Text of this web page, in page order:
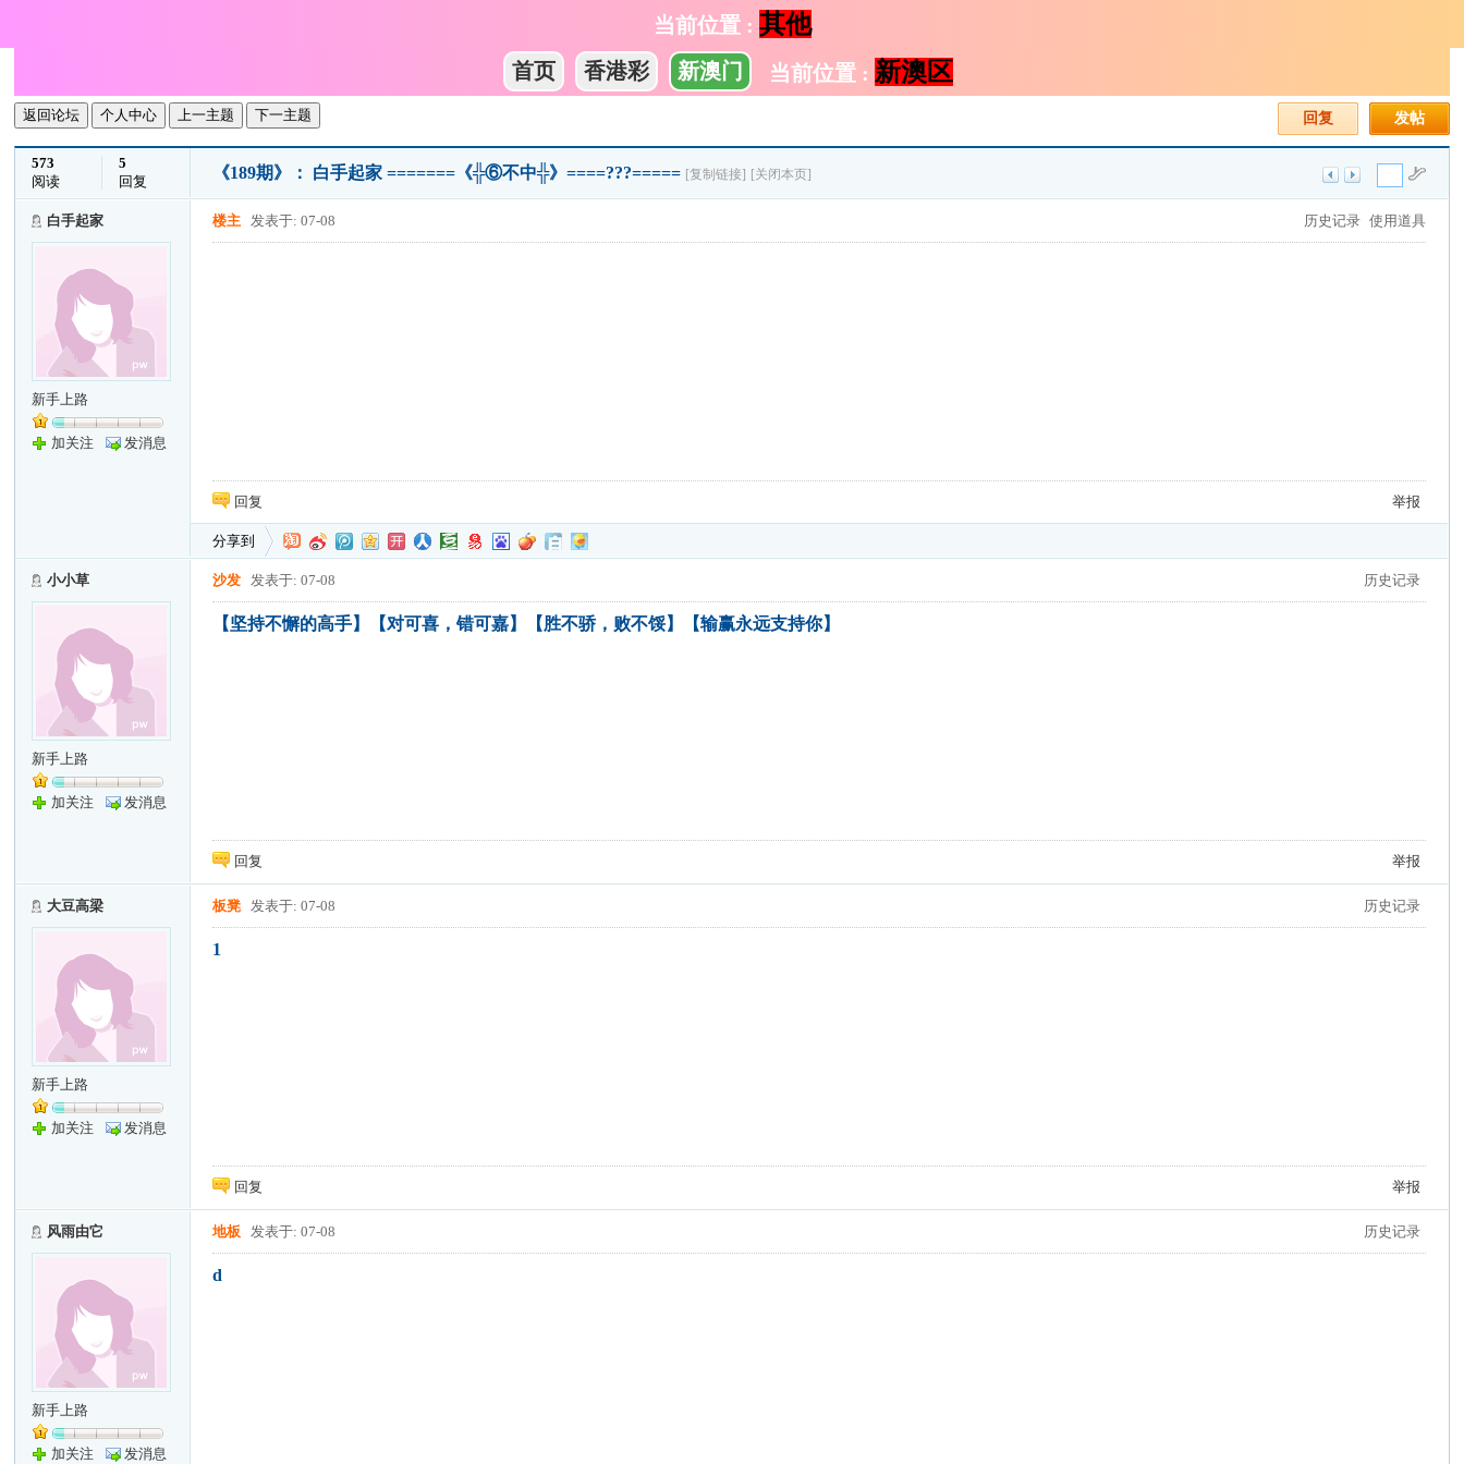
当前位置 : 其他
首页 香港彩 新澳门 当前位置 : 新澳区
返回论坛 个人中心 上一主题 下一主题 发帖
回复
573
阅读
5
回复
《189期》： 白手起家 =======《╬⑥不中╬》====???===== [复制链接] [关闭本页]
白手起家
新手上路
加关注 发消息
历史记录 使用道具
楼主 发表于: 07-08
回复 举报
分享到
小小草
新手上路
加关注 发消息
历史记录
沙发 发表于: 07-08
【坚持不懈的高手】【对可喜，错可嘉】【胜不骄，败不馁】【输赢永远支持你】
回复 举报
大豆高梁
新手上路
加关注 发消息
历史记录
板凳 发表于: 07-08
1
回复 举报
风雨由它
新手上路
加关注 发消息
历史记录
地板 发表于: 07-08
d